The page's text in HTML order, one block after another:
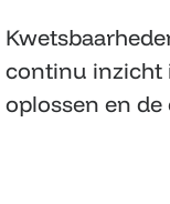
continu inzicht
oplossen en